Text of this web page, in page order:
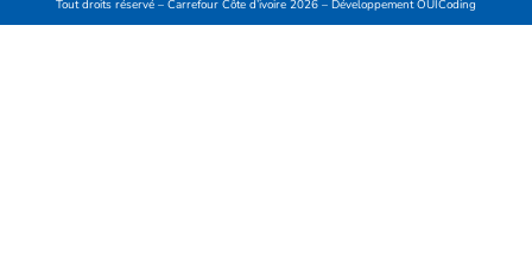
Tout droits réservé – Carrefour Côte d’ivoire 2026 – DéveloppementOUICoding